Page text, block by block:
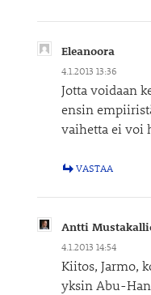
Eleanoora
4.1.2013 13:36
Jotta voidaan
ensin
vaihetta ei voi
VASTAA
Antti
4.1.2013 14:54
Kiitos, Jarmo,
yksin Abu-